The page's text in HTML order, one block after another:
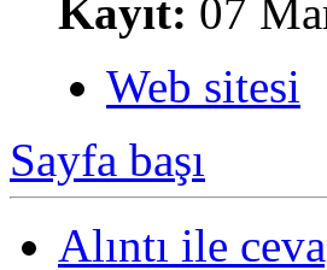
Kayıt: 07
Web sitesi
Sayfa başı
Alıntı ile